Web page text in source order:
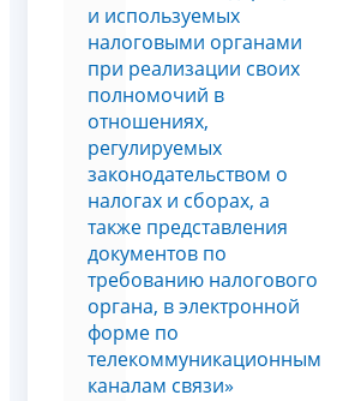
и используемых
налоговыми органами
при реализации своих
полномочий в
отношениях,
регулируемых
законодательством о
налогах и сборах, а
также представления
документов по
требованию налогового
органа, в электронной
форме по
телекоммуникационным
каналам связи»